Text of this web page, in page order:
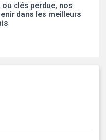
clés perdue, nos
dans les meilleurs